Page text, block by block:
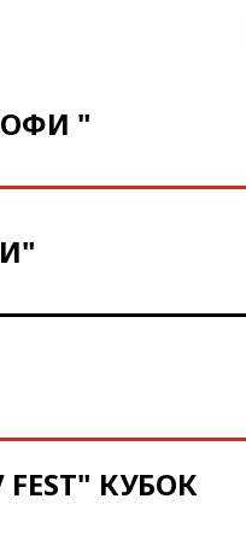
"
FEST" КУБОК